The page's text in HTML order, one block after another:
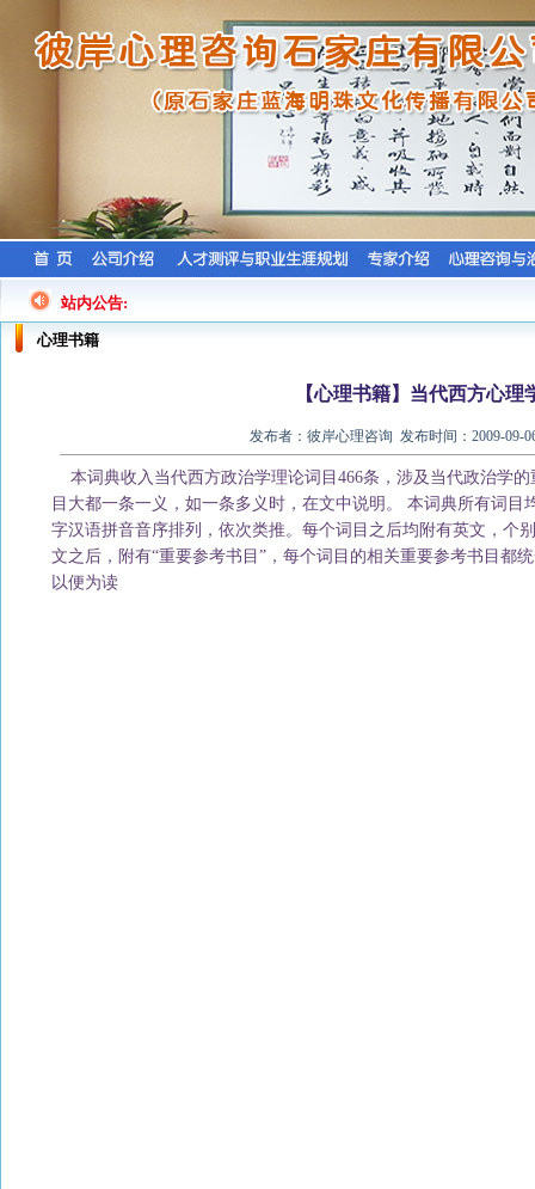
站内公告:
心理书籍
【心理书籍】当代西方心理
发布者：彼岸心理咨询 发布时间：2009-09-
本词典收入当代西方政治学理论词目466条，涉及当代政治学
目大都一条一义，如一条多义时，在文中说明。 本词典所有词
字汉语拼音音序排列，依次类推。每个词目之后均附有英文，个
文之后，附有“重要参考书目”，每个词目的相关重要参考书目都
以便为读